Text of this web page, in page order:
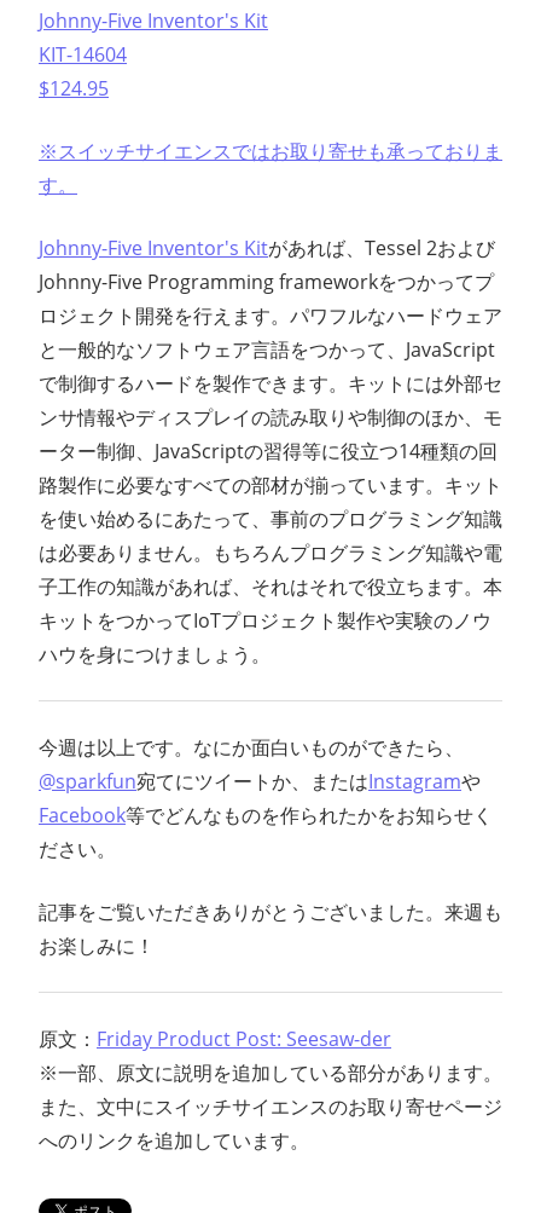
Johnny-Five Inventor's Kit
KIT-14604
$124.95
※スイッチサイエンスではお取り寄せも承っておりま
す。
Johnny-Five Inventor's Kitがあれば、Tessel 2および
Johnny-Five Programming frameworkをつかってプ
ロジェクト開発を行えます。パワフルなハードウェア
と一般的なソフトウェア言語をつかって、JavaScript
で制御するハードを製作できます。キットには外部セ
ンサ情報やディスプレイの読み取りや制御のほか、モ
ーター制御、JavaScriptの習得等に役立つ14種類の回
路製作に必要なすべての部材が揃っています。キット
を使い始めるにあたって、事前のプログラミング知識
は必要ありません。もちろんプログラミング知識や電
子工作の知識があれば、それはそれで役立ちます。本
キットをつかってIoTプロジェクト製作や実験のノウ
ハウを身につけましょう。
今週は以上です。なにか面白いものができたら、
@sparkfun宛てにツイートか、またはInstagramや
Facebook等でどんなものを作られたかをお知らせく
ださい。
記事をご覧いただきありがとうございました。来週も
お楽しみに！
原文： Friday Product Post: Seesaw-der
※一部、原文に説明を追加している部分があります。
また、文中にスイッチサイエンスのお取り寄せページ
へのリンクを追加しています。